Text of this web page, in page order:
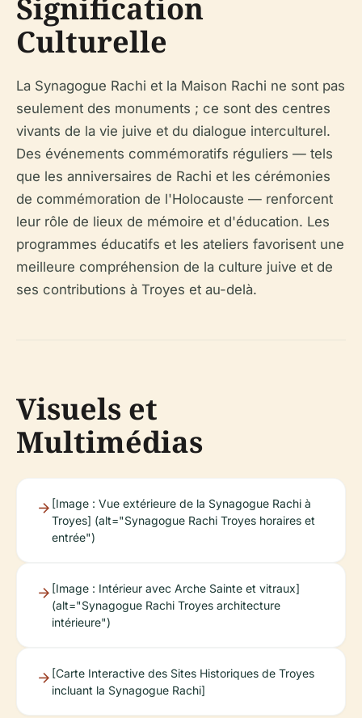
Signification
Culturelle
La Synagogue Rachi et la Maison Rachi ne sont pas
seulement des monuments ; ce sont des centres
vivants de la vie juive et du dialogue interculturel.
Des événements commémoratifs réguliers — tels
que les anniversaires de Rachi et les cérémonies
de commémoration de l'Holocauste — renforcent
leur rôle de lieux de mémoire et d'éducation. Les
programmes éducatifs et les ateliers favorisent une
meilleure compréhension de la culture juive et de
ses contributions à Troyes et au-delà.
Visuels et
Multimédias
[Image : Vue extérieure de la Synagogue Rachi à
Troyes] (alt="Synagogue Rachi Troyes horaires et
entrée")
[Image : Intérieur avec Arche Sainte et vitraux]
(alt="Synagogue Rachi Troyes architecture
intérieure")
[Carte Interactive des Sites Historiques de Troyes
incluant la Synagogue Rachi]